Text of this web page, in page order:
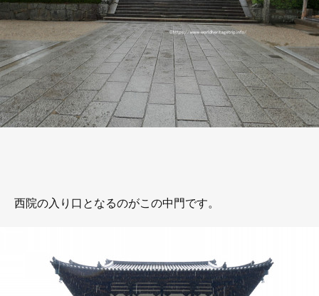
西院の入り口となるのがこの中門です。